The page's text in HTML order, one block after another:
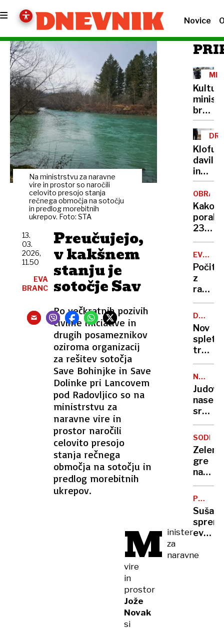
Novice
Na ministrstvu za naravne
vire in prostor so naročili
celovito presojo stanja
rečnega območja na sotočju
in predlog morebitnih
ukrepov. Foto: STA
Preučujejo,
v kakšnem
stanju je
sotočje Sav
Po večkratnih pozivih
civilne iniciative in
drugih posameznikov
oziroma organizacij
za rešitev sotočja
Save Bohinjke in Save
Dolinke pri Lancovem
pod Radovljico so na
ministrstvu za
naravne vire in
prostor naročili
celovito presojo
stanja rečnega
območja na sotočju in
predlog morebitnih
ukrepov.
13.
03.
2026,
11.50
EVA
BRANC
M inister
za
naravne
vire
in
prostor
Jože
Novak
si
brez
Cigler
Kralj
za
avto
davil
in
grozil
z
nožem,
v
zapor
bo
treba
Kako
236
v
štirih
EVROPA
GORI
z
na
požar:
poletni
požari
vse
hujši?
Nov
spletni
trend
skrbi
slog
sredi
noči
požgali
vas
na
bregu,
več
gre
na
obisk
k
Vučiću:
"To
je za
Ruse
v
Suša
kako